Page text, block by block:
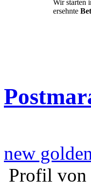
Wir starten
ersehnte
new
Profil von